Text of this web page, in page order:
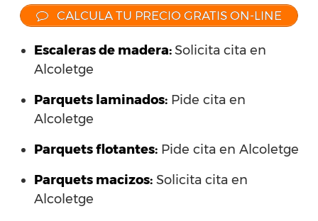
CALCULA TU PRECIO GRATIS ON-LINE
Escaleras de madera:Solicita cita en
Alcoletge
Parquets laminados: Pide cita en
Alcoletge
Parquets flotantes: Pide cita en Alcoletge
Parquets macizos: Solicita cita en
Alcoletge